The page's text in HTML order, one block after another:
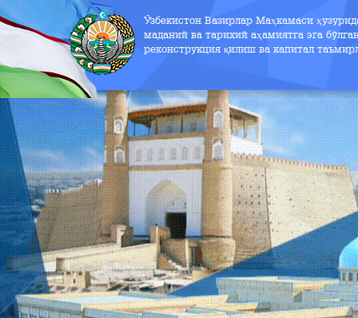
Ўзбекистон Вазирлар Маҳкамаси
маданий ва тарихий аҳамиятга эга
реконструкция қилиш ва капитал